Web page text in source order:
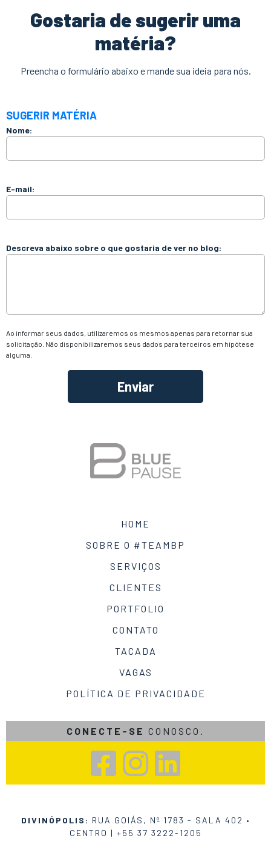
Gostaria de sugerir uma
matéria?
Preencha o formulário abaixo e mande sua ideia para nós.
SUGERIR MATÉRIA
Nome:
E-mail:
Descreva abaixo sobre o que gostaria de ver no blog:
Ao informar seus dados, utilizaremos os mesmos apenas para retornar sua
solicitação. Não disponibilizaremos seus dados para terceiros em hipótese
alguma.
HOME
SOBRE O #TEAMBP
SERVIÇOS
CLIENTES
PORTFOLIO
CONTATO
TACADA
VAGAS
POLÍTICA DE PRIVACIDADE
CONECTE-SE CONOSCO.
DIVINÓPOLIS: RUA GOIÁS, Nº 1783 - SALA 402 •
CENTRO | +55 37 3222-1205